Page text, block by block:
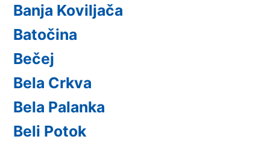
Banja Koviljača
Batočina
Bečej
Bela Crkva
Bela Palanka
Beli Potok